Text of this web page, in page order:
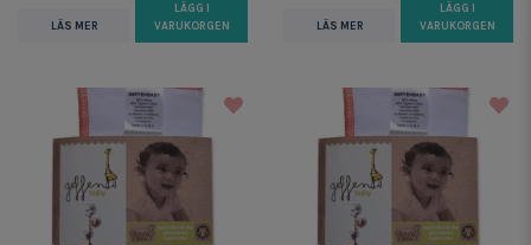
LÄS MER
LÄGG I
VARUKORGEN
LÄS MER
LÄGG I
VARUKORGEN